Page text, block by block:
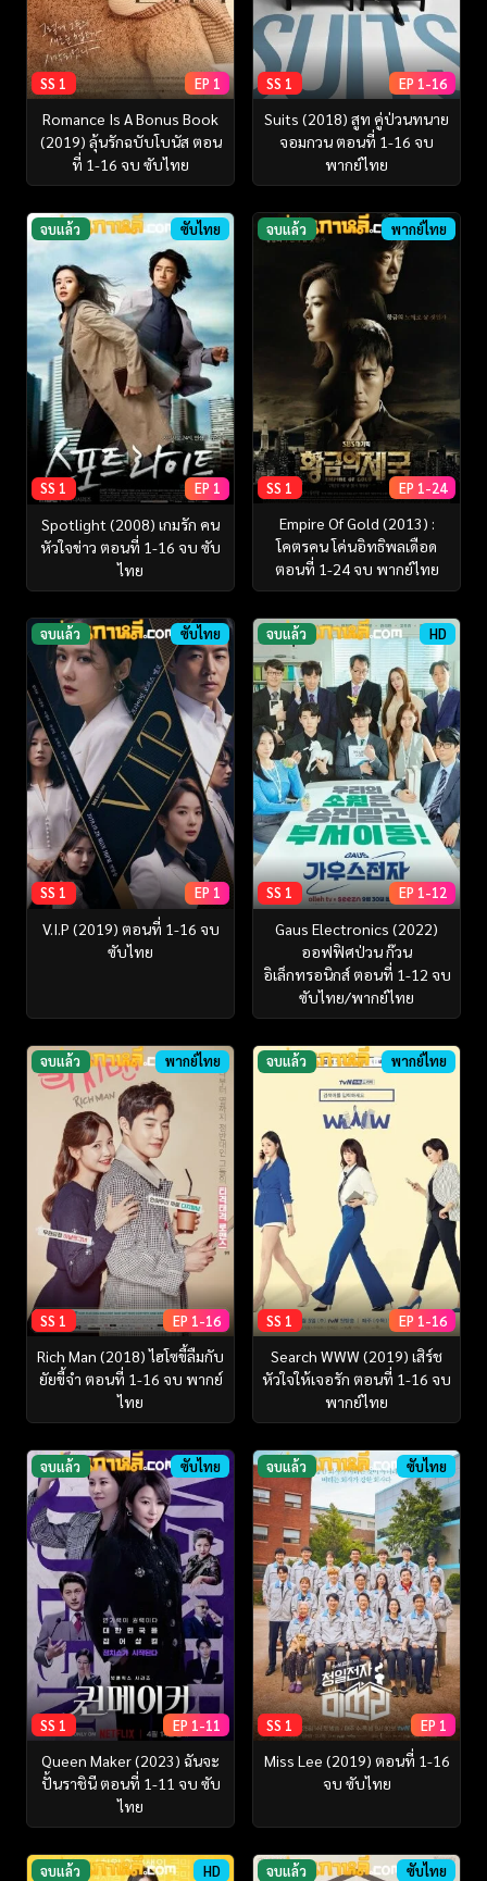
SS 1 EP 1
Romance Is A Bonus Book
(2019) ลุ้นรักฉบับโบนัส ตอน
ที่ 1-16 จบ ซับไทย
SS 1 EP 1-16
Suits (2018) สูท คู่ป่วนทนาย
จอมกวน ตอนที่ 1-16 จบ
พากย์ไทย
จบแล้ว ซับไทย
SS 1 EP 1
Spotlight (2008) เกมรัก คน
หัวใจข่าว ตอนที่ 1-16 จบ ซับ
ไทย
จบแล้ว พากย์ไทย
SS 1 EP 1-24
Empire Of Gold (2013) :
โคตรคน โค่นอิทธิพลเดือด
ตอนที่ 1-24 จบ พากย์ไทย
จบแล้ว ซับไทย
SS 1 EP 1
V.I.P (2019) ตอนที่ 1-16 จบ
ซับไทย
จบแล้ว HD
SS 1 EP 1-12
Gaus Electronics (2022)
ออฟฟิศป่วน ก๊วน
อิเล็กทรอนิกส์ ตอนที่ 1-12 จบ
ซับไทย/พากย์ไทย
จบแล้ว พากย์ไทย
SS 1 EP 1-16
Rich Man (2018) ไฮโซขี้ลืมกับ
ยัยขี้จำ ตอนที่ 1-16 จบ พากย์
ไทย
จบแล้ว พากย์ไทย
SS 1 EP 1-16
Search WWW (2019) เสิร์ช
หัวใจให้เจอรัก ตอนที่ 1-16 จบ
พากย์ไทย
จบแล้ว ซับไทย
SS 1 EP 1-11
Queen Maker (2023) ฉันจะ
ปั้นราชินี ตอนที่ 1-11 จบ ซับ
ไทย
จบแล้ว ซับไทย
SS 1 EP 1
Miss Lee (2019) ตอนที่ 1-16
จบ ซับไทย
จบแล้ว HD จบแล้ว ซับไทย